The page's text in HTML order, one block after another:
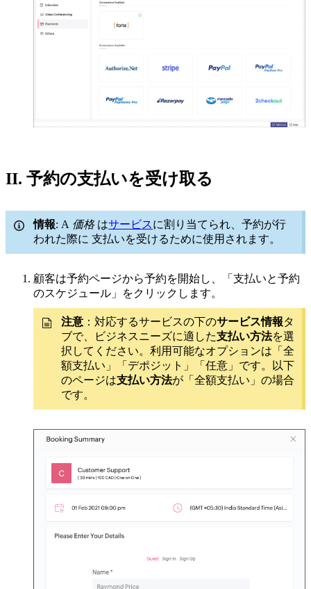
II. 予約の支払いを受け取る
情報: A 価格はサービスに割り当てられ、 予約が行
われた際に 支払いを受けるために使用されます。
顧客は予約ページから予約を開始し、「支払いと予約
のスケジュール」をクリックします。
注意 ：対応するサービスの下のサービス情報タ
ブで、ビジネスニーズに適した支払い方法を選
択してください。利用可能なオプションは「全
額支払い」「デポジット」「任意」です。以下
のページは支払い方法が「全額支払い」の場合
です。